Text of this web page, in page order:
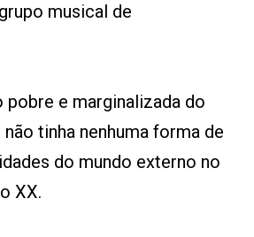
musical de
pobre e marginalizada do
tinha nenhuma forma de
do mundo externo no
XX.